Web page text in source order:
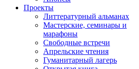
Проекты
Литтературный альманах
Мастерские, семинары и
марафоны
Свободные встречи
Апрельские чтения
Гуманитарный лагерь